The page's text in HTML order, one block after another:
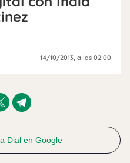
14/10/2013, a las 02:00
Dial en Google